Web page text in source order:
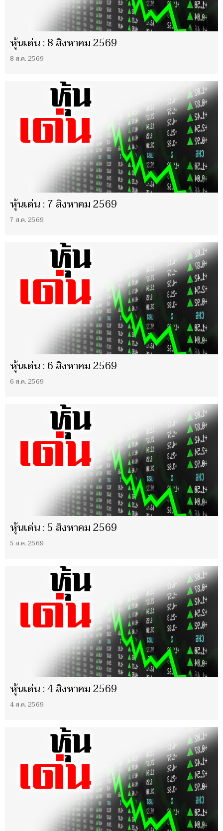
หุ้นเด่น : 8 สิงหาคม 2569
8 ส.ค. 2569
หุ้นเด่น : 7 สิงหาคม 2569
7 ส.ค. 2569
หุ้นเด่น : 6 สิงหาคม 2569
6 ส.ค. 2569
หุ้นเด่น : 5 สิงหาคม 2569
5 ส.ค. 2569
หุ้นเด่น : 4 สิงหาคม 2569
4 ส.ค. 2569